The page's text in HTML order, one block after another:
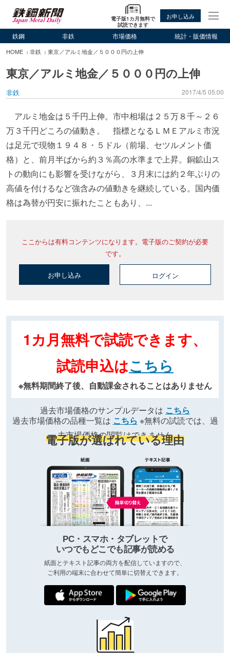
電子版1カ月無料で
試読できます
お申し込み
鉄鋼 非鉄 市場価格 統計・販価情報
HOME 非鉄 東京／アルミ地金／５０００円の上伸
東京／アルミ地金／５０００円の上伸
非鉄 2017/4/5 05:00
アルミ地金は５千円上伸。市中相場は２５万８千～２６
万３千円どころの値動き。 指標となるＬＭＥアルミ市況
は足元で現物１９４８・５ドル（前場、セツルメント価
格）と、前月半ばから約３％高の水準まで上昇。銅鉱山ス
トの動向にも影響を受けながら、３月末には約２年ぶりの
高値を付けるなど強含みの値動きを継続している。国内価
格は為替が円安に振れたこともあり、...
ここからは有料コンテンツになります。電子版のご契約が必要
です。
お申し込み ログイン
1カ月無料で試読できます、
試読申込はこちら
※無料期間終了後、自動課金されることはありません
過去市場価格のサンプルデータは こちら
過去市場価格の品種一覧は こちら ※無料の試読では、過
去市場価格の閲覧はできません
電子版が選ばれている理由
PC・スマホ・タブレットで
いつでもどこでも記事が読める
紙面とテキスト記事の両方を配信していますので、
ご利用の端末に合わせて簡単に切替えできます。